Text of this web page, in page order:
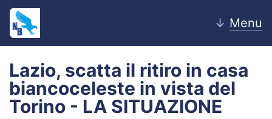
↓ Menu
Home
Lazio, scatta il ritiro in casa
biancoceleste in vista del
Torino - LA SITUAZIONE